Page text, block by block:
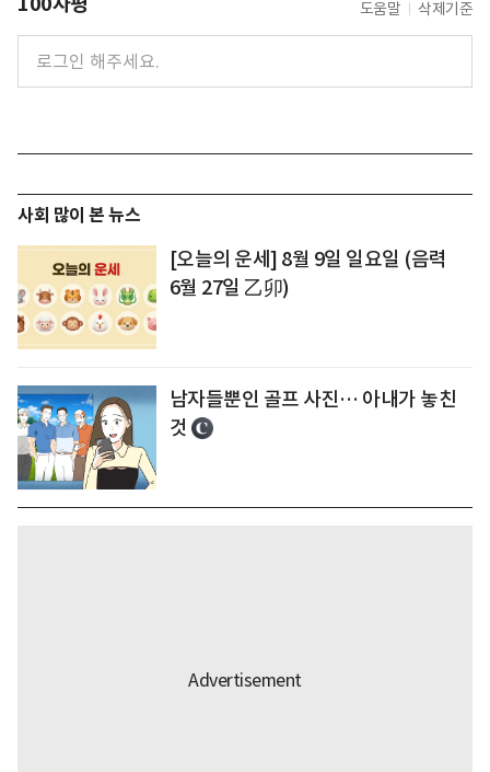
도움말 삭제기준
사회 많이 본 뉴스
[오늘의 운세] 8월 9일 일요일 (음력
6월 27일 乙卯)
남자들뿐인 골프 사진… 아내가 놓친
것